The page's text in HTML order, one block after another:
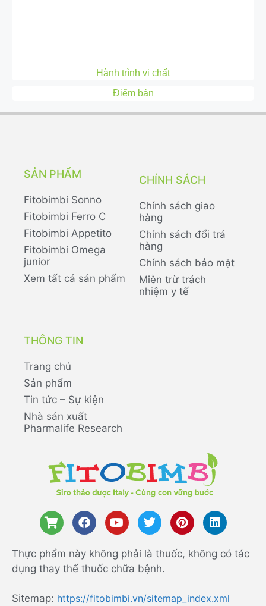
Hành trình vi chất
Điểm bán
SẢN PHẨM
Fitobimbi Sonno
Fitobimbi Ferro C
Fitobimbi Appetito
Fitobimbi Omega
junior
Xem tất cả sản phẩm
CHÍNH SÁCH
Chính sách giao
hàng
Chính sách đổi trả
hàng
Chính sách bảo mật
Miễn trừ trách
nhiệm y tế
THÔNG TIN
Trang chủ
Sản phẩm
Tin tức – Sự kiện
Nhà sản xuất
Pharmalife Research
Thực phẩm này không phải là thuốc, không có tác
dụng thay thế thuốc chữa bệnh.
Sitemap: https://fitobimbi.vn/sitemap_index.xml